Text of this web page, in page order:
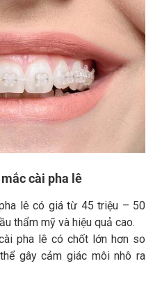
cài pha lê
lê có giá từ 45 triệu – 50
thẩm mỹ và hiệu quả cao.
pha lê có chốt lớn hơn so
gây cảm giác môi nhô ra